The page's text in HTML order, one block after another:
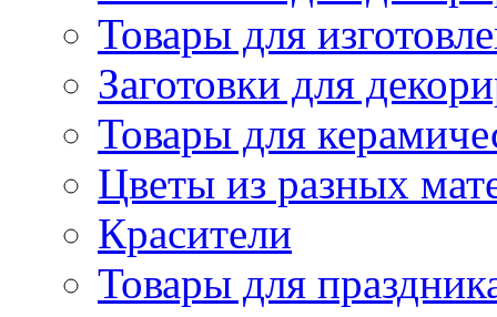
Товары для
Заготовки для
Товары для
Цветы из разных
Красители
Товары для